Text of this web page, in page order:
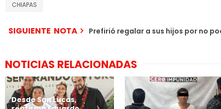
CHIAPAS
SIGUIENTE NOTA Prefirió regalar a sus hijos por no
NOTICIAS RELACIONADAS
Desde San Lucas,